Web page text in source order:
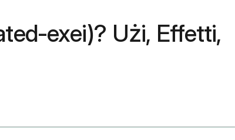
exei)? Użi, Effetti,